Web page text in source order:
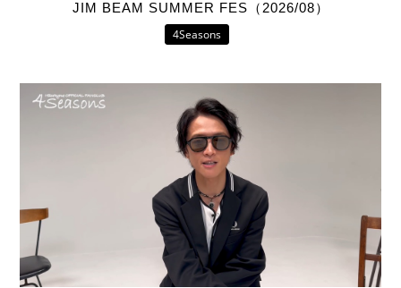
4Seasons
Contact us
Sign In
JIM BEAM SUMMER FES（2026/08）
4Seasons